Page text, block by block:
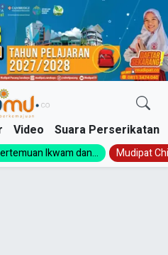
Video Suara Perserikatan
Ikwam dan... Mudipat